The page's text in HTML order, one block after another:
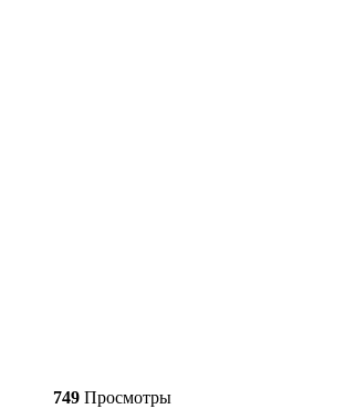
749 Просмотры